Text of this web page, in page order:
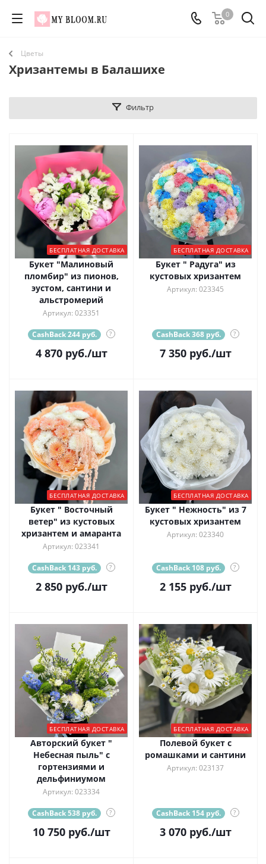
0
Цветы
Хризантемы в Балашихе
Фильтр
БЕСПЛАТНАЯ ДОСТАВКА
Букет "Малиновый
пломбир" из пионов,
эустом, сантини и
альстромерий
Артикул: 023351
CashBack 244 руб. ?
4 870руб./шт
БЕСПЛАТНАЯ ДОСТАВКА
Букет " Радуга" из
кустовых хризантем
Артикул: 023345
CashBack 368 руб. ?
7 350руб./шт
БЕСПЛАТНАЯ ДОСТАВКА
Букет " Восточный
ветер" из кустовых
хризантем и амаранта
Артикул: 023341
CashBack 143 руб. ?
2 850руб./шт
БЕСПЛАТНАЯ ДОСТАВКА
Букет " Нежность" из 7
кустовых хризантем
Артикул: 023340
CashBack 108 руб. ?
2 155руб./шт
БЕСПЛАТНАЯ ДОСТАВКА
Авторский букет "
Небесная пыль" с
гортензиями и
дельфиниумом
Артикул: 023334
CashBack 538 руб. ?
10 750руб./шт
БЕСПЛАТНАЯ ДОСТАВКА
Полевой букет с
ромашками и сантини
Артикул: 023137
CashBack 154 руб. ?
3 070руб./шт